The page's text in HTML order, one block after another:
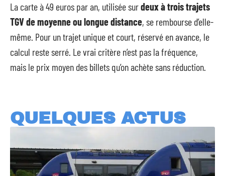
La carte à 49 euros par an, utilisée surdeux à trois trajets
TGV de moyenne ou longue distance, se rembourse d’elle-
même. Pour un trajet unique et court, réservé en avance, le
calcul reste serré. Le vrai critère n’est pas la fréquence,
mais le prix moyen des billets qu’on achète sans réduction.
QUELQUES ACTUS